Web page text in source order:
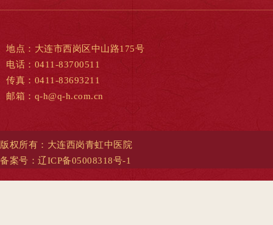
地点：大连市西岗区中山路175号
电话：0411-83700511
传真：0411-83693211
邮箱：q-h@q-h.com.cn
版权所有：大连西岗青虹中医院
备案号： 辽ICP备05008318号-1